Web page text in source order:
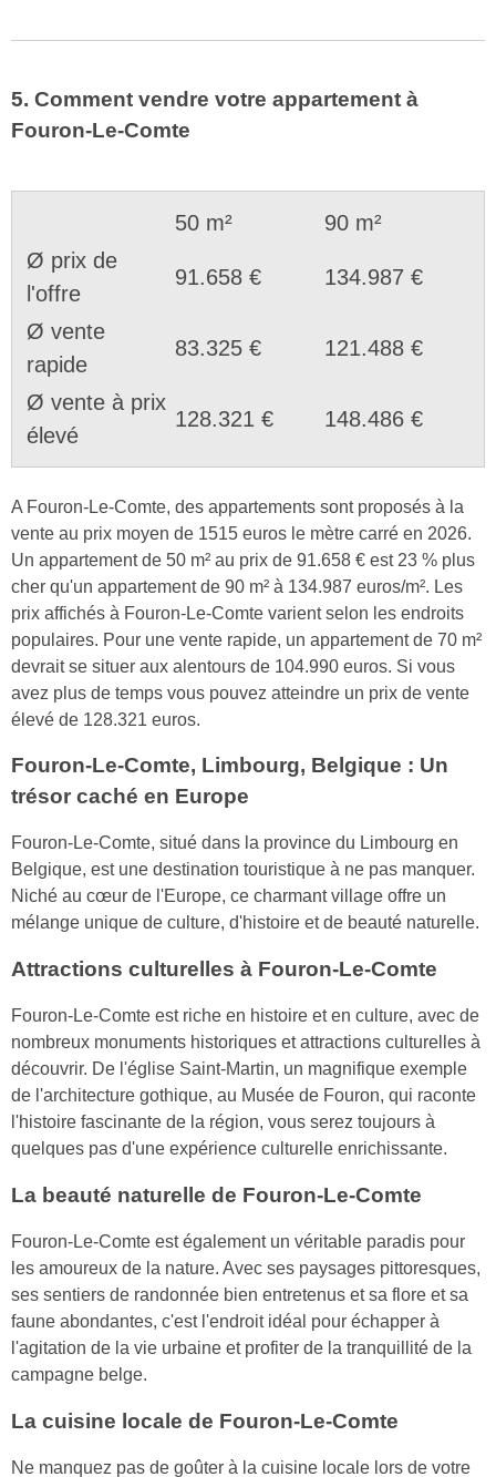
5. Comment vendre votre appartement à
Fouron-Le-Comte
50 m²
90 m²
Ø prix de
l'offre
91.658 € 134.987 €
Ø vente
rapide
83.325 € 121.488 €
Ø vente à prix
élevé
128.321 € 148.486 €
A Fouron-Le-Comte, des appartements sont proposés à la
vente au prix moyen de 1515 euros le mètre carré en 2026.
Un appartement de 50 m² au prix de 91.658 € est 23 % plus
cher qu'un appartement de 90 m² à 134.987 euros/m². Les
prix affichés à Fouron-Le-Comte varient selon les endroits
populaires. Pour une vente rapide, un appartement de 70 m²
devrait se situer aux alentours de 104.990 euros. Si vous
avez plus de temps vous pouvez atteindre un prix de vente
élevé de 128.321 euros.
Fouron-Le-Comte, Limbourg, Belgique : Un
trésor caché en Europe
Fouron-Le-Comte, situé dans la province du Limbourg en
Belgique, est une destination touristique à ne pas manquer.
Niché au cœur de l'Europe, ce charmant village offre un
mélange unique de culture, d'histoire et de beauté naturelle.
Attractions culturelles à Fouron-Le-Comte
Fouron-Le-Comte est riche en histoire et en culture, avec de
nombreux monuments historiques et attractions culturelles à
découvrir. De l'église Saint-Martin, un magnifique exemple
de l'architecture gothique, au Musée de Fouron, qui raconte
l'histoire fascinante de la région, vous serez toujours à
quelques pas d'une expérience culturelle enrichissante.
La beauté naturelle de Fouron-Le-Comte
Fouron-Le-Comte est également un véritable paradis pour
les amoureux de la nature. Avec ses paysages pittoresques,
ses sentiers de randonnée bien entretenus et sa flore et sa
faune abondantes, c'est l'endroit idéal pour échapper à
l'agitation de la vie urbaine et profiter de la tranquillité de la
campagne belge.
La cuisine locale de Fouron-Le-Comte
Ne manquez pas de goûter à la cuisine locale lors de votre